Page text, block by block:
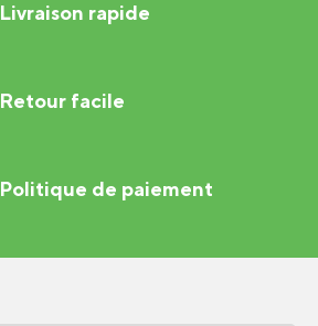
Livraison rapide
Retour facile
Politique de paiement